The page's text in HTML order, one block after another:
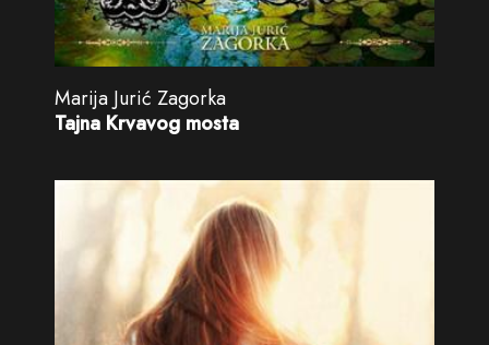
Marija Jurić Zagorka
Tajna Krvavog mosta